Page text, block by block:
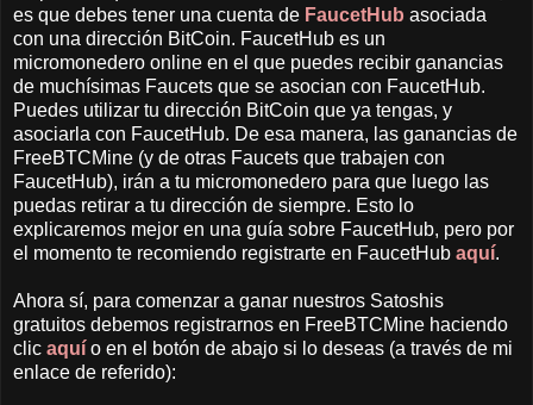
es que debes tener una cuenta de FaucetHub asociada
con una dirección BitCoin. FaucetHub es un
micromonedero online en el que puedes recibir ganancias
de muchísimas Faucets que se asocian con FaucetHub.
Puedes utilizar tu dirección BitCoin que ya tengas, y
asociarla con FaucetHub. De esa manera, las ganancias de
FreeBTCMine (y de otras Faucets que trabajen con
FaucetHub), irán a tu micromonedero para que luego las
puedas retirar a tu dirección de siempre. Esto lo
explicaremos mejor en una guía sobre FaucetHub, pero por
el momento te recomiendo registrarte en FaucetHub aquí.
Ahora sí, para comenzar a ganar nuestros Satoshis
gratuitos debemos registrarnos en FreeBTCMine haciendo
clic aquí o en el botón de abajo si lo deseas (a través de mi
enlace de referido):